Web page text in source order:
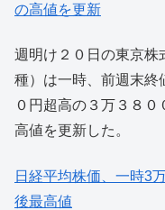
の高値を更新
週明け２０日の東京株
種）は一時、前週末終
０円超高の３万３８
高値を更新した。
日経平均株価、一時3
後最高値